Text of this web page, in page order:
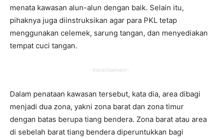
menata kawasan alun-alun dengan baik. Selain itu,
pihaknya juga diinstruksikan agar para PKL tetap
menggunakan celemek, sarung tangan, dan menyediakan
tempat cuci tangan.
-Advertisement-
Dalam penataan kawasan tersebut, kata dia, area dibagi
menjadi dua zona, yakni zona barat dan zona timur
dengan batas berupa tiang bendera. Zona barat atau area
di sebelah barat tiang bendera diperuntukkan bagi